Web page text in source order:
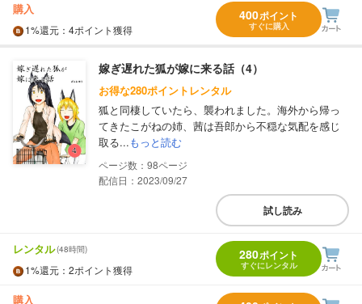
購入
1%還元 ：4ポイント獲得
400ポイント
すぐに購入
嫁ぎ遅れた狐が嫁に来る話（4）
お得な280ポイントレンタル
狐と同棲していたら、襲われました。海外から帰っ
てきたこがねの姉、茜は吾郎から不穏な気配を感じ
取る...もっと読む
98
配信日：2023/09/27
試し読み
レンタル(48時間)
1%還元 ：2ポイント獲得
280ポイント
すぐにレンタル
購入